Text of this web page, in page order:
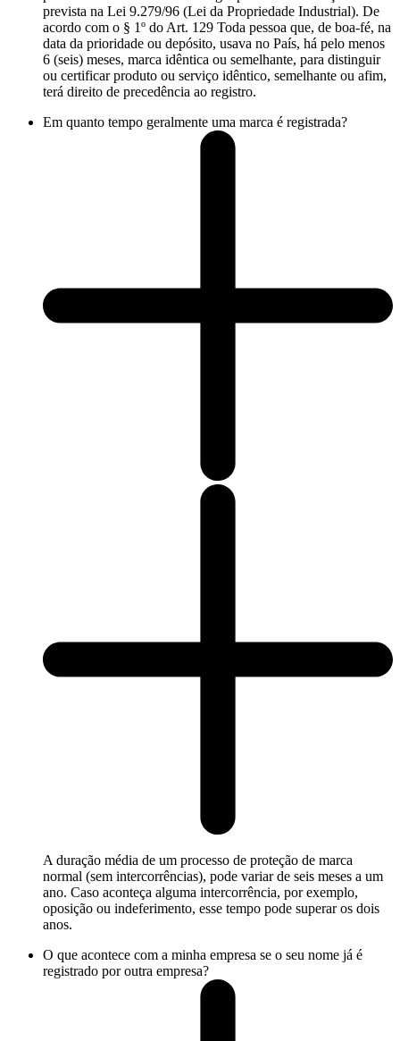
prevista na Lei 9.279/96 (Lei da Propriedade Industrial). De
acordo com o § 1º do Art. 129 Toda pessoa que, de boa-fé, na
data da prioridade ou depósito, usava no País, há pelo menos
6 (seis) meses, marca idêntica ou semelhante, para distinguir
ou certificar produto ou serviço idêntico, semelhante ou afim,
terá direito de precedência ao registro.
Em quanto tempo geralmente uma marca é registrada?
A duração média de um processo de proteção de marca
normal (sem intercorrências), pode variar de seis meses a um
ano. Caso aconteça alguma intercorrência, por exemplo,
oposição ou indeferimento, esse tempo pode superar os dois
anos.
O que acontece com a minha empresa se o seu nome já é
registrado por outra empresa?